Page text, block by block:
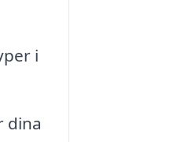
i
dina